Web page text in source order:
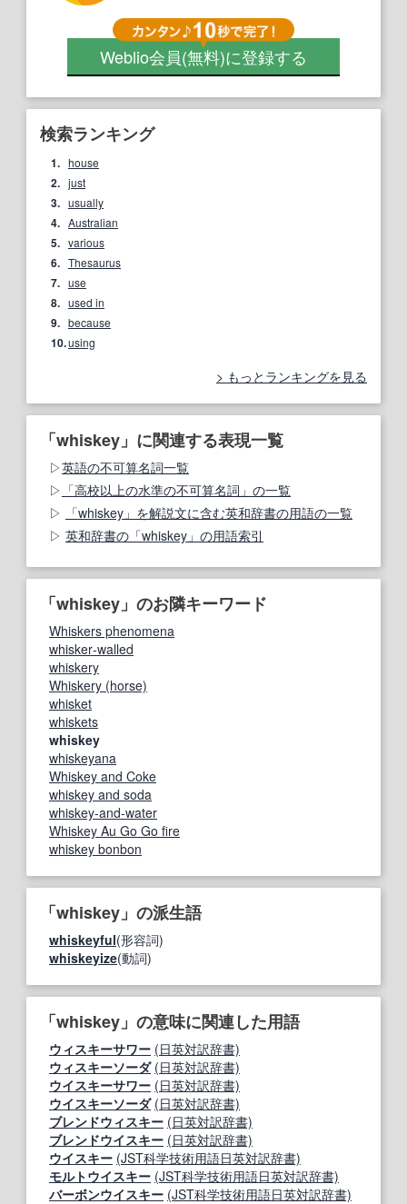
Weblio会員(無料)に登録する
検索ランキング
1. house
2. just
3. usually
4. Australian
5. various
6. Thesaurus
7. use
8. used in
9. because
10.using
もっとランキングを見る
「whiskey」に関連する表現一覧
英語の不可算名詞一覧
「高校以上の水準の不可算名詞」の一覧
「whiskey」を解説文に含む英和辞書の用語の一覧
英和辞書の「whiskey」の用語索引
「whiskey」のお隣キーワード
Whiskers phenomena
whisker‐walled
whiskery
Whiskery (horse)
whisket
whiskets
whiskey
whiskeyana
Whiskey and Coke
whiskey and soda
whiskey‐and‐water
Whiskey Au Go Go fire
whiskey bonbon
「whiskey」の派生語
whiskeyful(形容詞)
whiskeyize(動詞)
「whiskey」の意味に関連した用語
ウィスキーサワー (日英対訳辞書)
ウィスキーソーダ (日英対訳辞書)
ウイスキーサワー (日英対訳辞書)
ウイスキーソーダ (日英対訳辞書)
ブレンドウィスキー (日英対訳辞書)
ブレンドウイスキー (日英対訳辞書)
ウイスキー (JST科学技術用語日英対訳辞書)
モルトウイスキー (JST科学技術用語日英対訳辞書)
バーボンウイスキー (JST科学技術用語日英対訳辞書)